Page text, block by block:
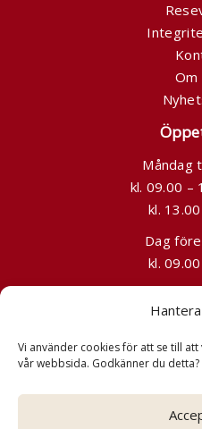
Vi använder cookies för att se till
vår webbsida. Godkänner du detta?
Om
Måndag
kl. 09.00 –
kl.
Dag
kl.
info@grandtours.se